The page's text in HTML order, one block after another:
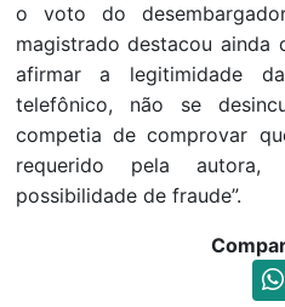
o voto do
magistrado destacou ainda
afirmar a legitimidade
telefônico, não se
competia de comprovar
requerido pela autora,
possibilidade de fraude”.